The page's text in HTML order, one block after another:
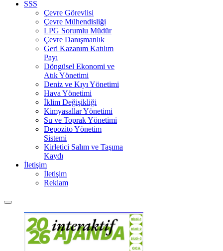
SSS
Çevre Görevlisi
Çevre Mühendisliği
LPG Sorumlu Müdür
Çevre Danışmanlık
Geri Kazanım Katılım
Payı
Döngüsel Ekonomi ve
Atık Yönetimi
Deniz ve Kıyı Yönetimi
Hava Yönetimi
İklim Değişikliği
Kimyasallar Yönetimi
Su ve Toprak Yönetimi
Depozito Yönetim
Sistemi
Kirletici Salım ve Taşıma
Kaydı
İletişim
İletişim
Reklam